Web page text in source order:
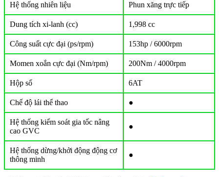
Hệ thống nhiên liệu Phun xăng trực tiếp
Dung tích xi-lanh (cc) 1,998 cc
Công suất cực đại (ps/rpm) 153hp / 6000rpm
Momen xoắn cực đại (Nm/rpm) 200Nm / 4000rpm
Hộp số 6AT
Chế độ lái thể thao ●
Hệ thống kiểm soát gia tốc nâng
cao GVC
●
Hệ thống dừng/khởi động động cơ
thông minh
●